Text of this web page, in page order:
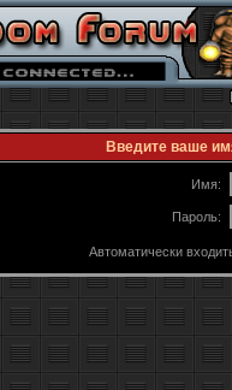
Введите ваше
Имя:
Пароль:
Автоматически